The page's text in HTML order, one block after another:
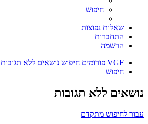
חיפוש
שאלות נפוצות
התחברות
הרשמה
VGF פורומים חיפוש נושאים ללא תגובות
חיפוש
נושאים ללא תגובות
עבור לחיפוש מתקדם